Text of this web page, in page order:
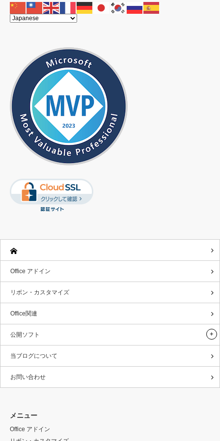
Office アドイン
リボン・カスタマイズ
Office関連
公開ソフト
当ブログについて
お問い合わせ
メニュー
Office アドイン